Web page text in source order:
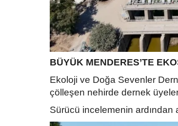
BÜYÜK MENDERES’TE
Ekoloji ve Doğa Sevenler
çölleşen nehirde dernek
Sürücü incelemenin ardından